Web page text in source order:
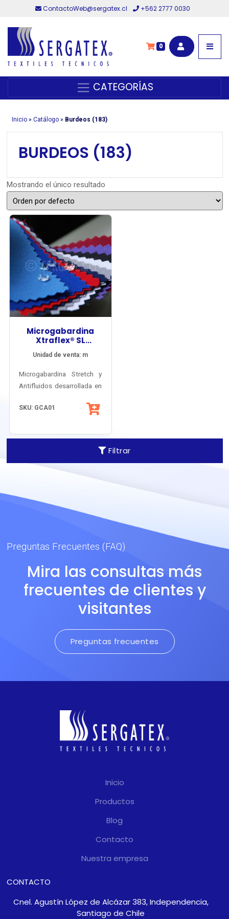
ContactoWeb@sergatex.cl +562 2777 0030
0
CATEGORÍAS
Inicio» Catálogo» Burdeos (183)
Filtrar
BURDEOS (183)
Mostrando el único resultado
Microgabardina
Xtraflex® SL
Antifluidos
Unidad de venta: m
Microgabardina Stretch y
Antifluidos desarrollada en
para el mercado
médica y la salud.
SKU: GCA01
Preguntas Frecuentes (FAQ)
Mira las consultas más
frecuentes de clientes y
visitantes
Preguntas frecuentes
Inicio
Productos
Blog
Contacto
Nuestra empresa
CONTACTO
Cnel. Agustín López de Alcázar 383, Independencia,
Santiago de Chile